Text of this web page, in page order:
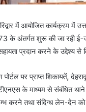
में आयोजित कार्यक्रम में
173 के अंतर्गत शुरू की जा
सहायता प्रदान करने के उद्देश्य
पर प्राप्त शिकायतें,
के माध्यम से संबंधित थाने
करने तथा संदिग्ध लेन-देन